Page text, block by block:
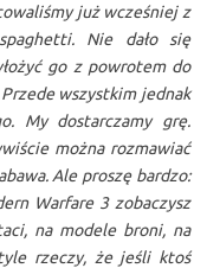
już wcześniej z
Nie dało się
go z powrotem do
Przede wszystkim jednak
My dostarczamy grę.
można rozmawiać
Ale proszę bardzo:
Warfare 3 zobaczysz
na modele broni, na
rzeczy, że jeśli ktoś